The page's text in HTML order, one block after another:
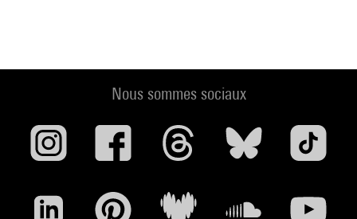
Nous sommes sociaux